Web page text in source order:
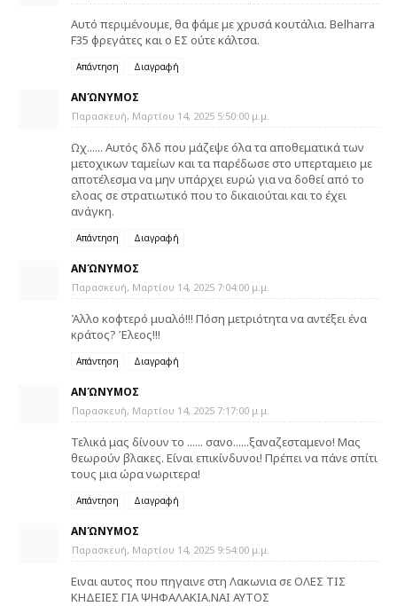
Αυτό περιμένουμε, θα φάμε με χρυσά κουτάλια. Belharra
F35 φρεγάτες και ο ΕΣ ούτε κάλτσα.
Απάντηση Διαγραφή
ΑΝΏΝΥΜΟΣ
Παρασκευή, Μαρτίου 14, 2025 5:50:00 μ.μ.
Ωχ...... Αυτός δλδ που μάζεψε όλα τα αποθεματικά των
μετοχικων ταμείων και τα παρέδωσε στο υπερταμειο με
αποτέλεσμα να μην υπάρχει ευρώ για να δοθεί από το
ελοας σε στρατιωτικό που το δικαιούται και το έχει
ανάγκη.
Απάντηση Διαγραφή
ΑΝΏΝΥΜΟΣ
Παρασκευή, Μαρτίου 14, 2025 7:04:00 μ.μ.
Άλλο κοφτερό μυαλό!!! Πόση μετριότητα να αντέξει ένα
κράτος? Έλεος!!!
Απάντηση Διαγραφή
ΑΝΏΝΥΜΟΣ
Παρασκευή, Μαρτίου 14, 2025 7:17:00 μ.μ.
Τελικά μας δίνουν το ...... σανο......ξαναζεσταμενο! Μας
θεωρούν βλακες. Είναι επικίνδυνοι! Πρέπει να πάνε σπίτι
τους μια ώρα νωριτερα!
Απάντηση Διαγραφή
ΑΝΏΝΥΜΟΣ
Παρασκευή, Μαρτίου 14, 2025 9:54:00 μ.μ.
Ειναι αυτος που πηγαινε στη Λακωνια σε ΟΛΕΣ ΤΙΣ
ΚΗΔΕΙΕΣ ΓΙΑ ΨΗΦΑΛΑΚΙΑ.ΝΑΙ ΑΥΤΟΣ